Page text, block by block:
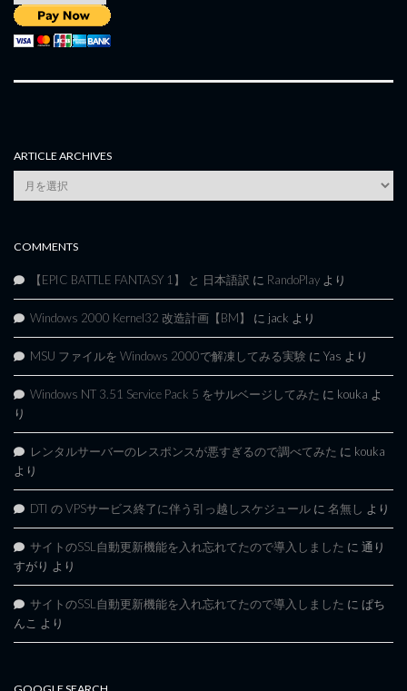
ARTICLE ARCHIVES
Article
Archives
COMMENTS
【EPIC BATTLE FANTASY 1】 と 日本語訳 に RandoPlay より
Windows 2000 Kernel32 改造計画【BM】 に jack より
MSU ファイルを Windows 2000で解凍してみる実験 に Yas より
Windows NT 3.51 Service Pack 5 をサルベージしてみた に kouka よ
り
レンタルサーバーのレスポンスが悪すぎるので調べてみた に kouka
より
DTI の VPSサービス終了に伴う引っ越しスケジュール に 名無し より
サイトのSSL自動更新機能を入れ忘れてたので導入しました に 通り
すがり より
サイトのSSL自動更新機能を入れ忘れてたので導入しました に ぱち
んこ より